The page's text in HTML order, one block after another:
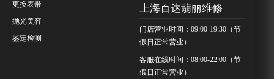
更换表带
抛光美容
鉴定检测
上海百达翡丽维修
门店营业时间：09:00-19:30（节
假日正常营业）
客服在线时间：08:00-22:00（节
假日正常营业）